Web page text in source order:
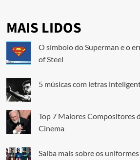
MAIS LIDOS
O símbolo do Superman e o
of Steel
5 músicas com letras
Top 7 Maiores Compositores
Cinema
Saiba mais sobre os